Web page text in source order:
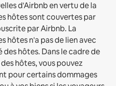
d'Airbnb en vertu de la
hôtes sont couvertes par
par Airbnb. La
hôtes n'a pas de lien avec
hôtes. Dans le cadre de
hôtes, vous pouvez
pour certains dommages